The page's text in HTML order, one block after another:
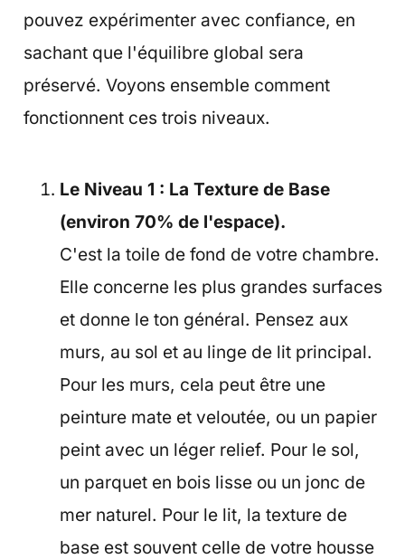
pouvez expérimenter avec confiance, en
sachant que l'équilibre global sera
préservé. Voyons ensemble comment
fonctionnent ces trois niveaux.
Le Niveau 1 : La Texture de Base
(environ 70% de l'espace).
C'est la toile de fond de votre chambre.
Elle concerne les plus grandes surfaces
et donne le ton général. Pensez aux
murs, au sol et au linge de lit principal.
Pour les murs, cela peut être une
peinture mate et veloutée, ou un papier
peint avec un léger relief. Pour le sol,
un parquet en bois lisse ou un jonc de
mer naturel. Pour le lit, la texture de
base est souvent celle de votre housse